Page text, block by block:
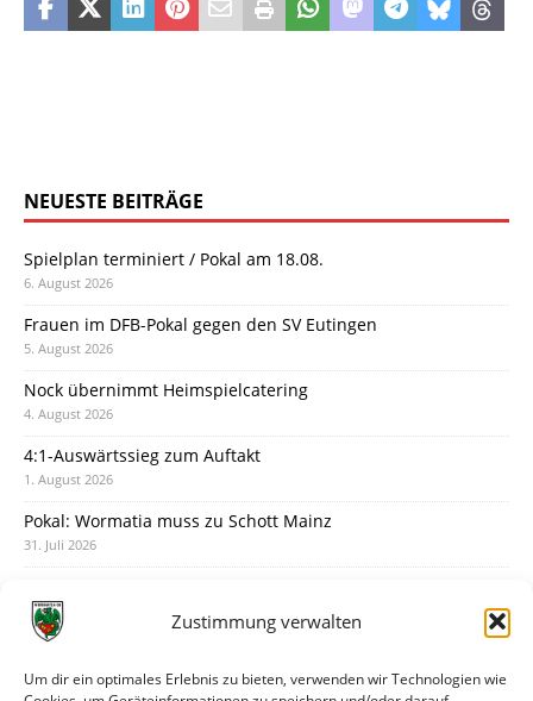
Zustimmung verwalten
Um dir ein optimales Erlebnis zu bieten, verwenden wir Technologien wie
NEUESTE BEITRÄGE
Spielplan terminiert / Pokal am 18.08.
6. August 2026
Frauen im DFB-Pokal gegen den SV Eutingen
5. August 2026
Nock übernimmt Heimspielcatering
4. August 2026
4:1-Auswärtssieg zum Auftakt
1. August 2026
Pokal: Wormatia muss zu Schott Mainz
31. Juli 2026
30. Juli 2026
28. Juli 2026